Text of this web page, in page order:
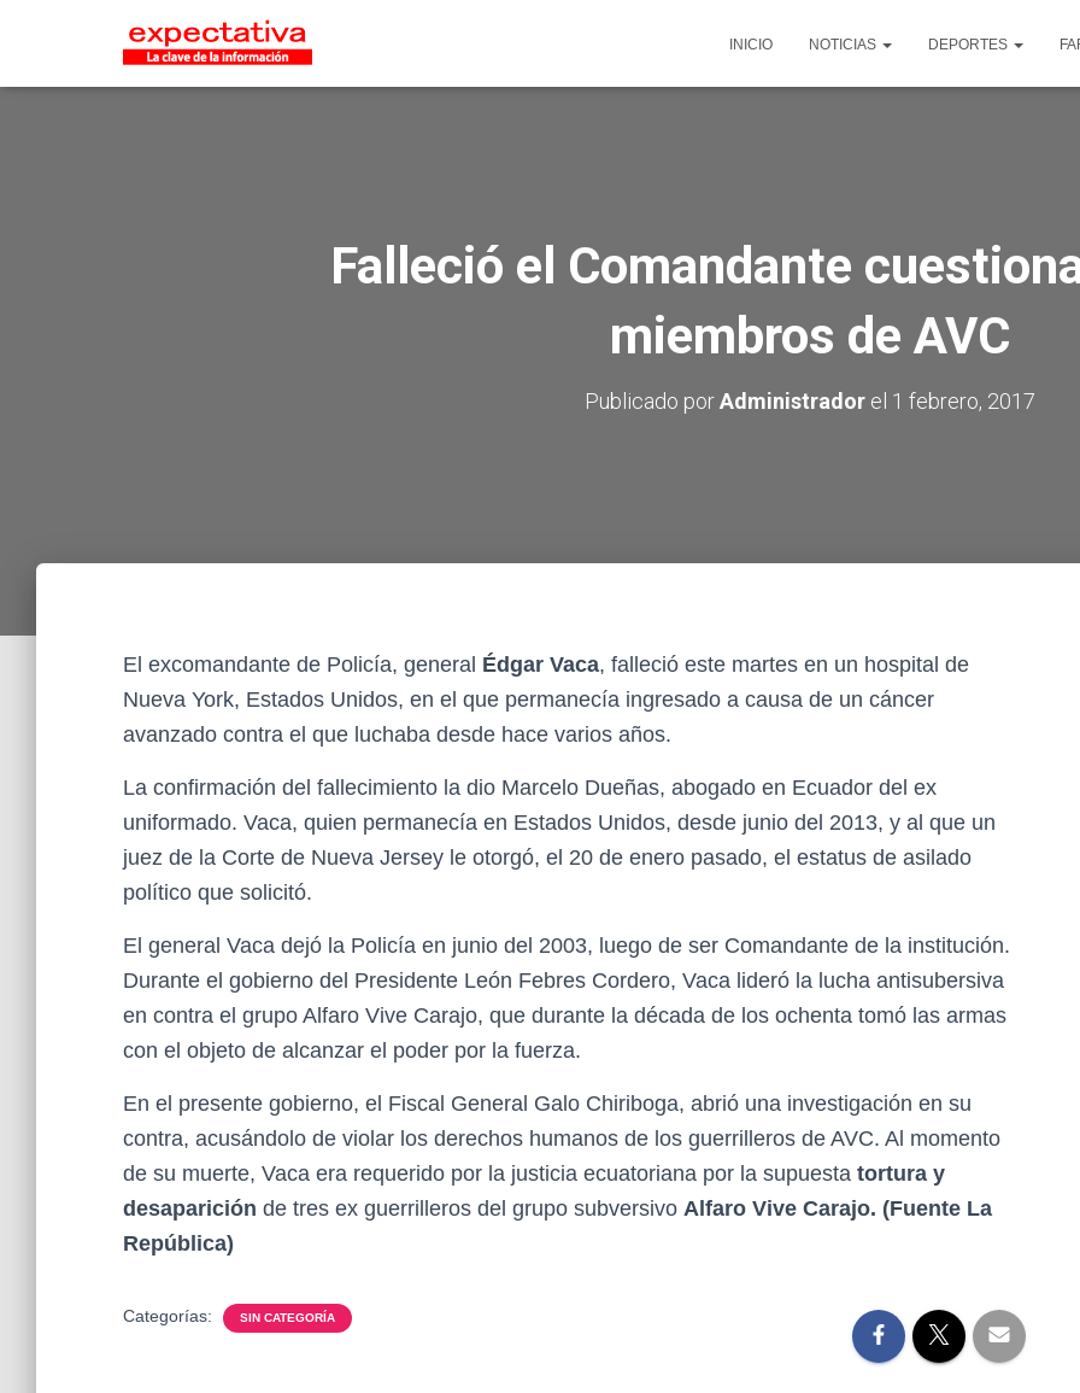
INICIO NOTICIAS DEPORTES
Falleció el Comandante
miembros de AVC
Publicado porAdministrador el 1 febrero, 2017
El excomandante de Policía, general Édgar Vaca, falleció este martes en un hospital de
Nueva York, Estados Unidos, en el que permanecía ingresado a causa de un cáncer
avanzado contra el que luchaba desde hace varios años.
La confirmación del fallecimiento la dio Marcelo Dueñas, abogado en Ecuador del ex
uniformado. Vaca, quien permanecía en Estados Unidos, desde junio del 2013, y al que un
juez de la Corte de Nueva Jersey le otorgó, el 20 de enero pasado, el estatus de asilado
político que solicitó.
El general Vaca dejó la Policía en junio del 2003, luego de ser Comandante de la institución.
Durante el gobierno del Presidente León Febres Cordero, Vaca lideró la lucha antisubersiva
en contra el grupo Alfaro Vive Carajo, que durante la década de los ochenta tomó las armas
con el objeto de alcanzar el poder por la fuerza.
En el presente gobierno, el Fiscal General Galo Chiriboga, abrió una investigación en su
contra, acusándolo de violar los derechos humanos de los guerrilleros de AVC. Al momento
de su muerte, Vaca era requerido por la justicia ecuatoriana por la supuesta tortura y
desaparición de tres ex guerrilleros del grupo subversivo Alfaro Vive Carajo. (Fuente La
República)
Categorías: SIN CATEGORÍA